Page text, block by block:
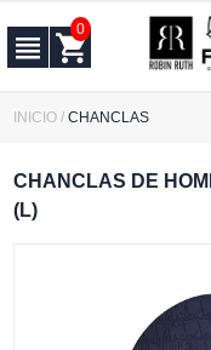
0
INICIO /CHANCLAS
CHANCLAS DE
(L)